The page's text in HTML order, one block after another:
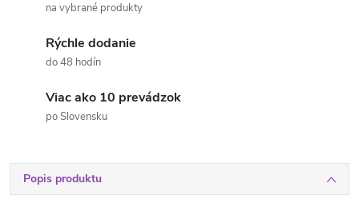
na vybrané produkty
Rýchle dodanie
do 48 hodín
Viac ako 10 prevádzok
po Slovensku
Popis produktu